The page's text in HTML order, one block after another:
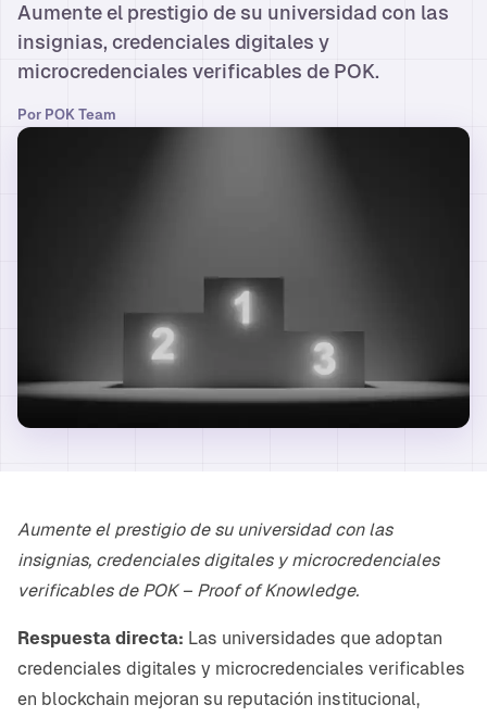
Aumente el prestigio de su universidad con las
insignias, credenciales digitales y
microcredenciales verificables de POK.
Por POK Team
Aumente el prestigio de su universidad con las
insignias, credenciales digitales y microcredenciales
verificables de POK – Proof of Knowledge.
Respuesta directa: Las universidades que adoptan
credenciales digitales y microcredenciales verificables
en blockchain mejoran su reputación institucional,